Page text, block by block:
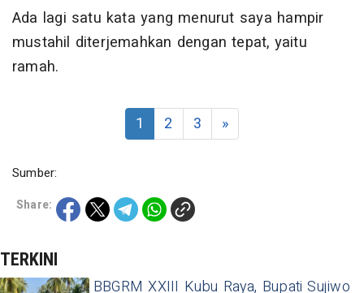
Ada lagi satu kata yang menurut saya hampir
mustahil diterjemahkan dengan tepat, yaitu
ramah.
1 2 3 »
Sumber:
Share:
TERKINI
BBGRM XXIII Kubu Raya, Bupati Sujiwo